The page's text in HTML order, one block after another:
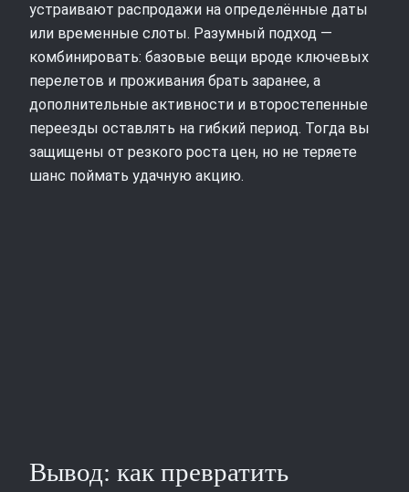
устраивают распродажи на определённые даты
или временные слоты. Разумный подход —
комбинировать: базовые вещи вроде ключевых
перелетов и проживания брать заранее, а
дополнительные активности и второстепенные
переезды оставлять на гибкий период. Тогда вы
защищены от резкого роста цен, но не теряете
шанс поймать удачную акцию.
Вывод: как превратить